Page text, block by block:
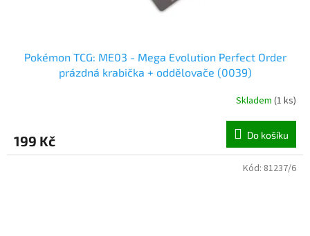
Pokémon TCG: ME03 - Mega Evolution Perfect Order
prázdná krabička + oddělovače (0039)
Skladem (1 ks)
199 Kč Do košíku
Kód: 81237/6